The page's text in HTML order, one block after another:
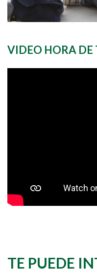
VIDEO HORA DE
TE PUEDE